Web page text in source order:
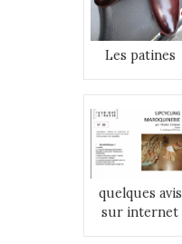
Les patines
quelques avis
sur internet